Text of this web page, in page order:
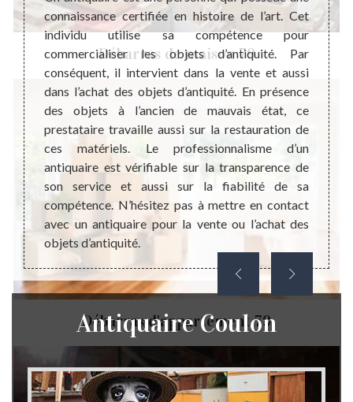
Débarras de maison 79
Débarras d'appartement 79
forme
ligne
pour
plus
un
connaissance certifiée en histoire de l’art. Cet
individu utilise sa compétence pour
commercialiser les objets d’antiquité. Par
conséquent, il intervient dans la vente et aussi
dans l’achat des objets d’antiquité. En présence
des objets à l’ancien de mauvais état, ce
prestataire travaille aussi sur la restauration de
ces matériels. Le professionnalisme d’un
antiquaire est vérifiable sur la transparence de
son service et aussi sur la fiabilité de sa
compétence. N’hésitez pas à mettre en contact
avec un antiquaire pour la vente ou l’achat des
objets d’antiquité.
en
là, la
Antiquaire Coulon